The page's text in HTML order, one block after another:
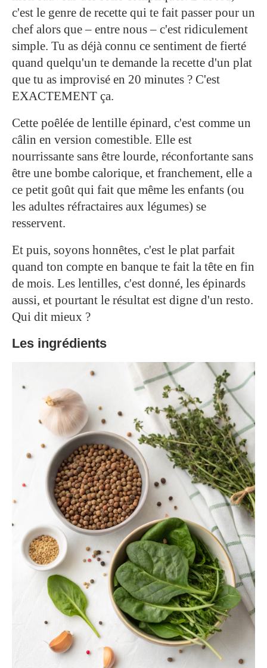
c'est le genre de recette qui te fait passer pour un
chef alors que – entre nous – c'est ridiculement
simple. Tu as déjà connu ce sentiment de fierté
quand quelqu'un te demande la recette d'un plat
que tu as improvisé en 20 minutes ? C'est
EXACTEMENT ça.
Cette poêlée de lentille épinard, c'est comme un
câlin en version comestible. Elle est
nourrissante sans être lourde, réconfortante sans
être une bombe calorique, et franchement, elle a
ce petit goût qui fait que même les enfants (ou
les adultes réfractaires aux légumes) se
resservent.
Et puis, soyons honnêtes, c'est le plat parfait
quand ton compte en banque te fait la tête en fin
de mois. Les lentilles, c'est donné, les épinards
aussi, et pourtant le résultat est digne d'un resto.
Qui dit mieux ?
Les ingrédients